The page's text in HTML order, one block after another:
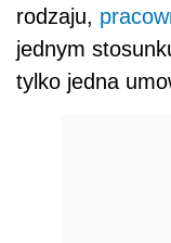
rodzaju,
jednym
tylko jedna